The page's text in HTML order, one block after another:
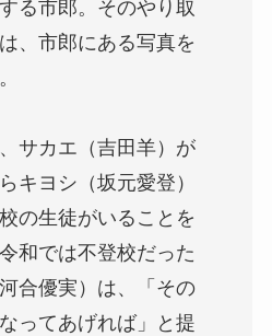
る市郎。そのやり取
、市郎にある写真を
サカエ（吉田羊）が
キヨシ（坂元愛登）
の生徒がいることを
和では不登校だった
合優実）は、「その
ってあげれば」と提